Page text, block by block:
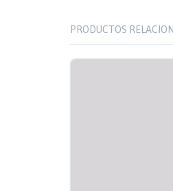
PRODUCTOS